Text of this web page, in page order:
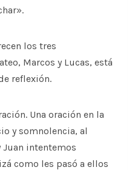
los tres
Marcos y Lucas, está
reflexión.
Una oración en la
y somnolencia, al
Juan intentemos
como les pasó a ellos